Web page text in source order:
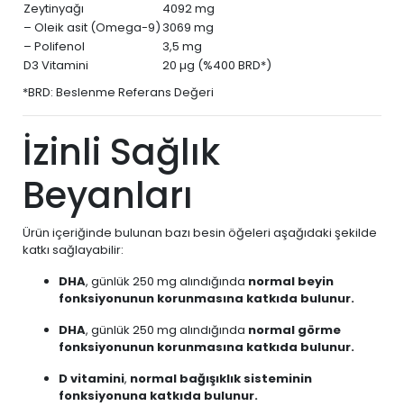
Zeytinyağı
4092 mg
– Oleik asit (Omega-9)3069 mg
– Polifenol
3,5 mg
D3 Vitamini
20 µg (%400 BRD*)
*BRD: Beslenme Referans Değeri
İzinli Sağlık
Beyanları
Ürün içeriğinde bulunan bazı besin öğeleri aşağıdaki şekilde
katkı sağlayabilir:
DHA, günlük 250 mg alındığında normal beyin
fonksiyonunun korunmasına katkıda bulunur.
DHA, günlük 250 mg alındığında normal görme
fonksiyonunun korunmasına katkıda bulunur.
D vitamini, normal bağışıklık sisteminin
fonksiyonuna katkıda bulunur.